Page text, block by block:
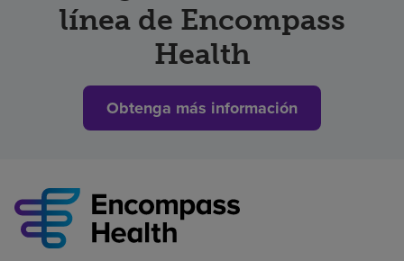
línea de Encompass
Health
Obtenga más información